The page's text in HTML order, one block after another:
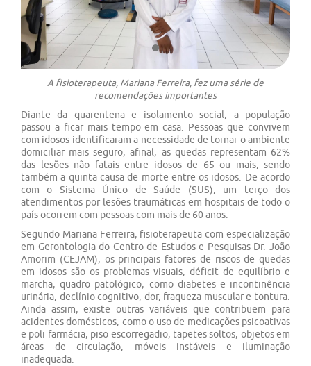
A fisioterapeuta, Mariana Ferreira, fez uma série de
recomendações importantes
Diante da quarentena e isolamento social, a população
passou a ficar mais tempo em casa. Pessoas que convivem
com idosos identificaram a necessidade de tornar o ambiente
domiciliar mais seguro, afinal, as quedas representam 62%
das lesões não fatais entre idosos de 65 ou mais, sendo
também a quinta causa de morte entre os idosos. De acordo
com o Sistema Único de Saúde (SUS), um terço dos
atendimentos por lesões traumáticas em hospitais de todo o
país ocorrem com pessoas com mais de 60 anos.
Segundo Mariana Ferreira, fisioterapeuta com especialização
em Gerontologia do Centro de Estudos e Pesquisas Dr. João
Amorim (CEJAM), os principais fatores de riscos de quedas
em idosos são os problemas visuais, déficit de equilíbrio e
marcha, quadro patológico, como diabetes e incontinência
urinária, declínio cognitivo, dor, fraqueza muscular e tontura.
Ainda assim, existe outras variáveis que contribuem para
acidentes domésticos, como o uso de medicações psicoativas
e poli farmácia, piso escorregadio, tapetes soltos, objetos em
áreas de circulação, móveis instáveis e iluminação
inadequada.